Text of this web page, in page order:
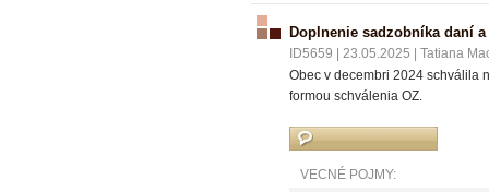
Doplnenie sadzobníka daní
ID5659 23.05.2025
Tatiana
Obec v decembri 2024 schválila
formou schválenia OZ.
VECNÉ POJMY: